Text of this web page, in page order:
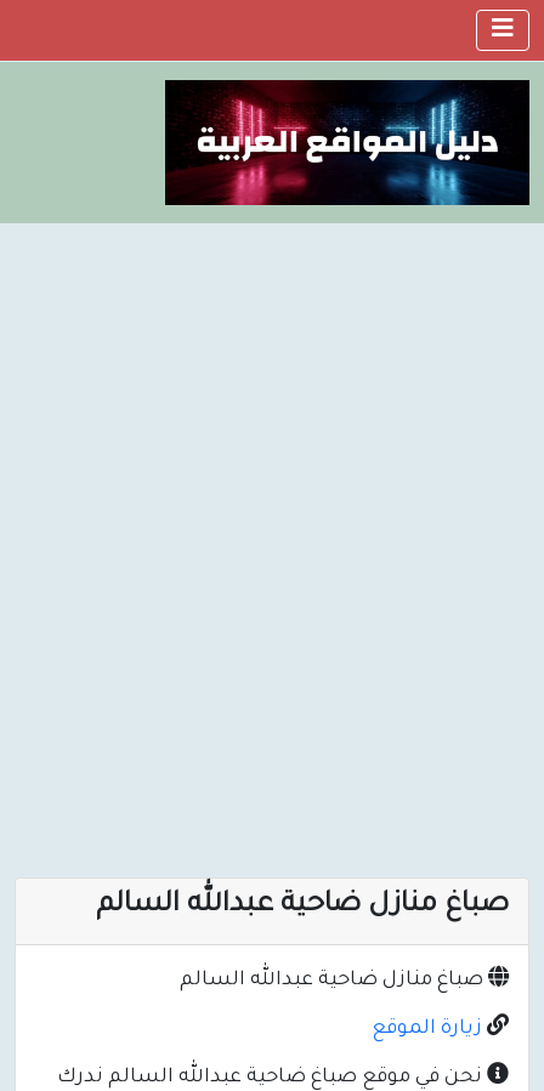
صباغ منازل ضاحية عبدالله السالم
صباغ منازل ضاحية عبدالله السالم
زيارة الموقع
نحن في موقع صباغ ضاحية عبدالله السالم ندرك